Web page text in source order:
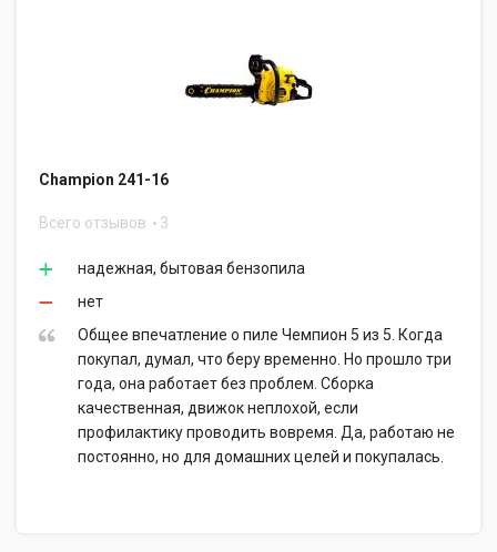
Champion 241-16
Всего отзывов 3
надежная, бытовая бензопила
нет
Общее впечатление о пиле Чемпион 5 из 5. Когда
покупал, думал, что беру временно. Но прошло три
года, она работает без проблем. Сборка
качественная, движок неплохой, если
профилактику проводить вовремя. Да, работаю не
постоянно, но для домашних целей и покупалась.